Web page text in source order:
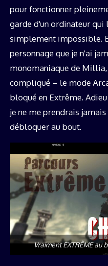
pour fonctionner
garde d'un ordinateur qui
simplement impossible.
personnage que je n'ai
monomaniaque de Millia,
compliqué – le mode
bloqué en Extrême.
je ne me prendrais
débloquer au bout.
Vraiment EXTRÊME au